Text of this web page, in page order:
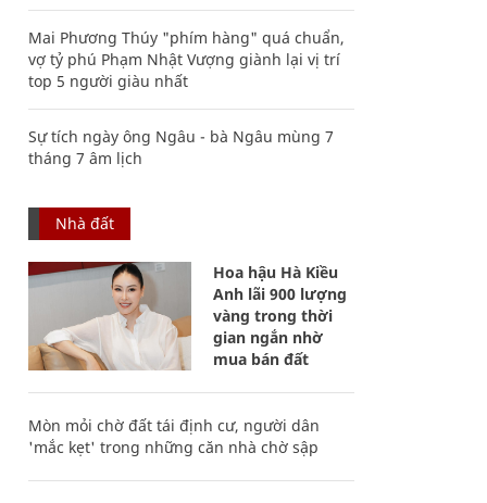
Mai Phương Thúy "phím hàng" quá chuẩn,
vợ tỷ phú Phạm Nhật Vượng giành lại vị trí
top 5 người giàu nhất
Sự tích ngày ông Ngâu - bà Ngâu mùng 7
tháng 7 âm lịch
Nhà đất
Hoa hậu Hà Kiều
Anh lãi 900 lượng
vàng trong thời
gian ngắn nhờ
mua bán đất
Mòn mỏi chờ đất tái định cư, người dân
'mắc kẹt' trong những căn nhà chờ sập